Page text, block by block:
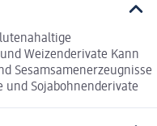
Weizenderivate Kann
Sesamsamenerzeugnisse
und Sojabohnenderivate